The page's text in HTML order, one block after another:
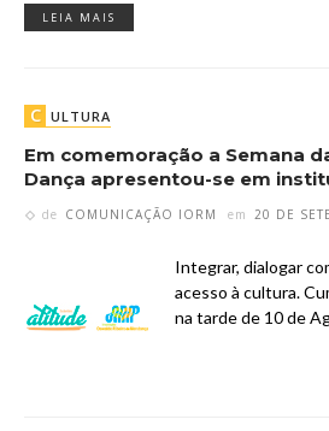
LEIA MAIS
C ULTURA
Em comemoração a Semana
Dança apresentou-se em
de COMUNICAÇÃO IORM em 20 DE
Integrar, dialogar
acesso à cultura.
na tarde de 10 de